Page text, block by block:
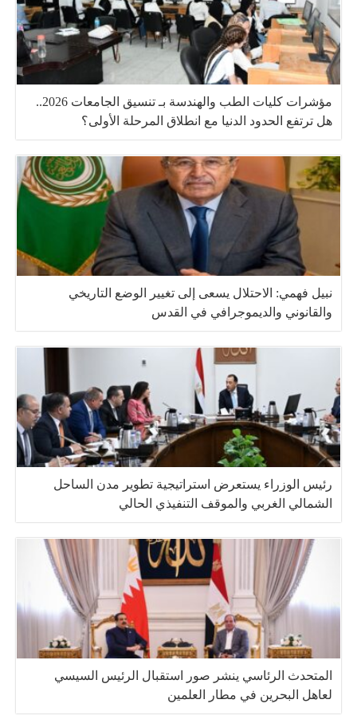
مؤشرات كليات الطب والهندسة بـ تنسيق الجامعات 2026..
هل ترتفع الحدود الدنيا مع انطلاق المرحلة الأولى؟
نبيل فهمي: الاحتلال يسعى إلى تغيير الوضع التاريخي
والقانوني والديموجرافي في القدس
رئيس الوزراء يستعرض استراتيجية تطوير مدن الساحل
الشمالي الغربي والموقف التنفيذي الحالي
المتحدث الرئاسي ينشر صور استقبال الرئيس السيسي
لعاهل البحرين في مطار العلمين